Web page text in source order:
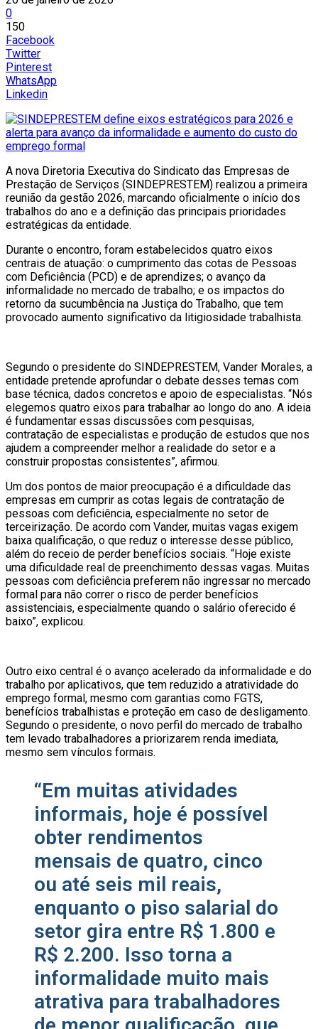
0
150
Facebook
Twitter
Pinterest
WhatsApp
Linkedin
A nova Diretoria Executiva do Sindicato das Empresas de
Prestação de Serviços (SINDEPRESTEM) realizou a primeira
reunião da gestão 2026, marcando oficialmente o início dos
trabalhos do ano e a definição das principais prioridades
estratégicas da entidade.
Durante o encontro, foram estabelecidos quatro eixos
centrais de atuação: o cumprimento das cotas de Pessoas
com Deficiência (PCD) e de aprendizes; o avanço da
informalidade no mercado de trabalho; e os impactos do
retorno da sucumbência na Justiça do Trabalho, que tem
provocado aumento significativo da litigiosidade trabalhista.
Segundo o presidente do SINDEPRESTEM, Vander Morales, a
entidade pretende aprofundar o debate desses temas com
base técnica, dados concretos e apoio de especialistas. “Nós
elegemos quatro eixos para trabalhar ao longo do ano. A ideia
é fundamentar essas discussões com pesquisas,
contratação de especialistas e produção de estudos que nos
ajudem a compreender melhor a realidade do setor e a
construir propostas consistentes”, afirmou.
Um dos pontos de maior preocupação é a dificuldade das
empresas em cumprir as cotas legais de contratação de
pessoas com deficiência, especialmente no setor de
terceirização. De acordo com Vander, muitas vagas exigem
baixa qualificação, o que reduz o interesse desse público,
além do receio de perder benefícios sociais. “Hoje existe
uma dificuldade real de preenchimento dessas vagas. Muitas
pessoas com deficiência preferem não ingressar no mercado
formal para não correr o risco de perder benefícios
assistenciais, especialmente quando o salário oferecido é
baixo”, explicou.
Outro eixo central é o avanço acelerado da informalidade e do
trabalho por aplicativos, que tem reduzido a atratividade do
emprego formal, mesmo com garantias como FGTS,
benefícios trabalhistas e proteção em caso de desligamento.
Segundo o presidente, o novo perfil do mercado de trabalho
tem levado trabalhadores a priorizarem renda imediata,
mesmo sem vínculos formais.
“Em muitas atividades
informais, hoje é possível
obter rendimentos
mensais de quatro, cinco
ou até seis mil reais,
enquanto o piso salarial do
setor gira entre R$ 1.800 e
R$ 2.200. Isso torna a
informalidade muito mais
atrativa para trabalhadores